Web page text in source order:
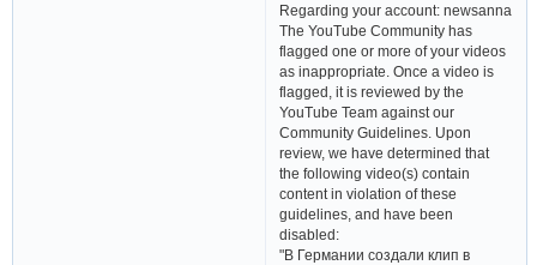
Regarding your account: newsanna
The YouTube Community has
flagged one or more of your videos
as inappropriate. Once a video is
flagged, it is reviewed by the
YouTube Team against our
Community Guidelines. Upon
review, we have determined that
the following video(s) contain
content in violation of these
guidelines, and have been
disabled:
"В Германии создали клип в